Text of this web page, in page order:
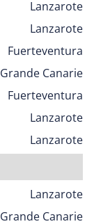
Lanzarote
Lanzarote
Fuerteventura
Grande Canarie
Fuerteventura
Lanzarote
Lanzarote
Lanzarote
Grande Canarie